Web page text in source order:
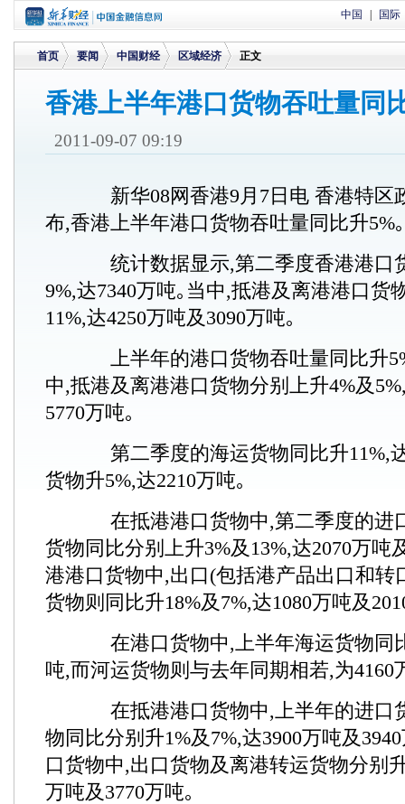
中国 国际
首页
>
要闻
>
中国财经 区域经济 正文
香港上半年港口货物吞吐量同
2011-09-07 09:19
新华08网香港9月7日电 香港特区
布,香港上半年港口货物吞吐量同比升5%｡
统计数据显示,第二季度香港港口
9%,达7340万吨｡当中,抵港及离港港口货
11%,达4250万吨及3090万吨｡
上半年的港口货物吞吐量同比升
中,抵港及离港港口货物分别上升4%及
5770万吨｡
第二季度的海运货物同比升11%,
货物升5%,达2210万吨｡
在抵港港口货物中,第二季度的进
货物同比分别上升3%及13%,达2070万吨
港港口货物中,出口(包括港产品出口和转
货物则同比升18%及7%,达1080万吨及
在港口货物中,上半年海运货物同
吨,而河运货物则与去年同期相若,为4160
在抵港港口货物中,上半年的进口
物同比分别升1%及7%,达3900万吨及
口货物中,出口货物及离港转运货物分别
万吨及3770万吨｡